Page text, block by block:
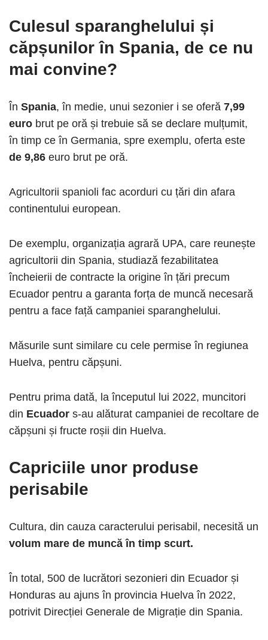
Culesul sparanghelului și
căpșunilor în Spania, de ce nu
mai convine?
În Spania, în medie, unui sezonier i se oferă 7,99
euro brut pe oră și trebuie să se declare mulțumit,
în timp ce în Germania, spre exemplu, oferta este
de 9,86 euro brut pe oră.
Agricultorii spanioli fac acorduri cu țări din afara
continentului european.
De exemplu, organizația agrară UPA, care reunește
agricultorii din Spania, studiază fezabilitatea
încheierii de contracte la origine în țări precum
Ecuador pentru a garanta forța de muncă necesară
pentru a face față campaniei sparanghelului.
Măsurile sunt similare cu cele permise în regiunea
Huelva, pentru căpșuni.
Pentru prima dată, la începutul lui 2022, muncitori
din Ecuador s-au alăturat campaniei de recoltare de
căpșuni și fructe roșii din Huelva.
Capriciile unor produse
perisabile
Cultura, din cauza caracterului perisabil, necesită un
volum mare de muncă în timp scurt.
În total, 500 de lucrători sezonieri din Ecuador și
Honduras au ajuns în provincia Huelva în 2022,
potrivit Direcției Generale de Migrație din Spania.